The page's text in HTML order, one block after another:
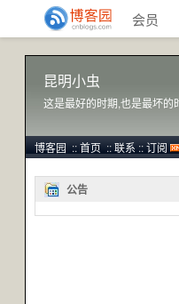
会员
昆明小虫
这是最好的时期,也是最坏的
博客园::首页::联系::订阅
公告